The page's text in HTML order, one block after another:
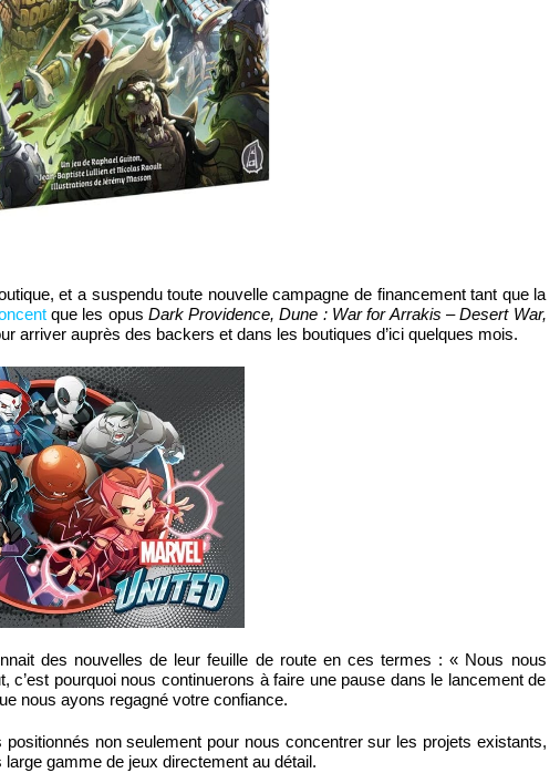
et a suspendu toute nouvelle campagne de financement tant que la
que les opus Dark Providence, Dune : War for Arrakis – Desert War,
arriver auprès des backers et dans les boutiques d’ici quelques mois.
des nouvelles de leur feuille de route en ces termes : « Nous nous
pourquoi nous continuerons à faire une pause dans le lancement de
nous ayons regagné votre confiance.
non seulement pour nous concentrer sur les projets existants,
gamme de jeux directement au détail.